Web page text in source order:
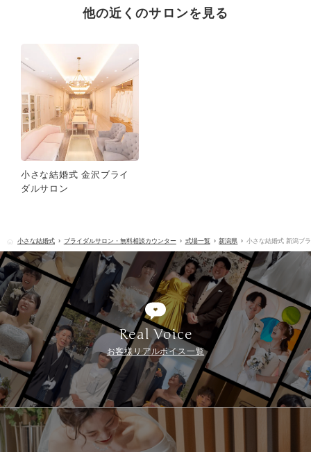
他の近くのサロンを見る
小さな結婚式 金沢ブライ
ダルサロン
小さな結婚式 ブライダルサロン・無料相談カウンター 式場一覧 新潟県 小さな結婚式 新潟ブ
Real Voice
お客様リアルボイス一覧